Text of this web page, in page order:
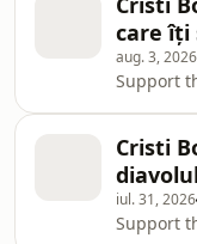
care îți
aug. 3, 2026
Support
Cristi
iul. 31, 2026
Support